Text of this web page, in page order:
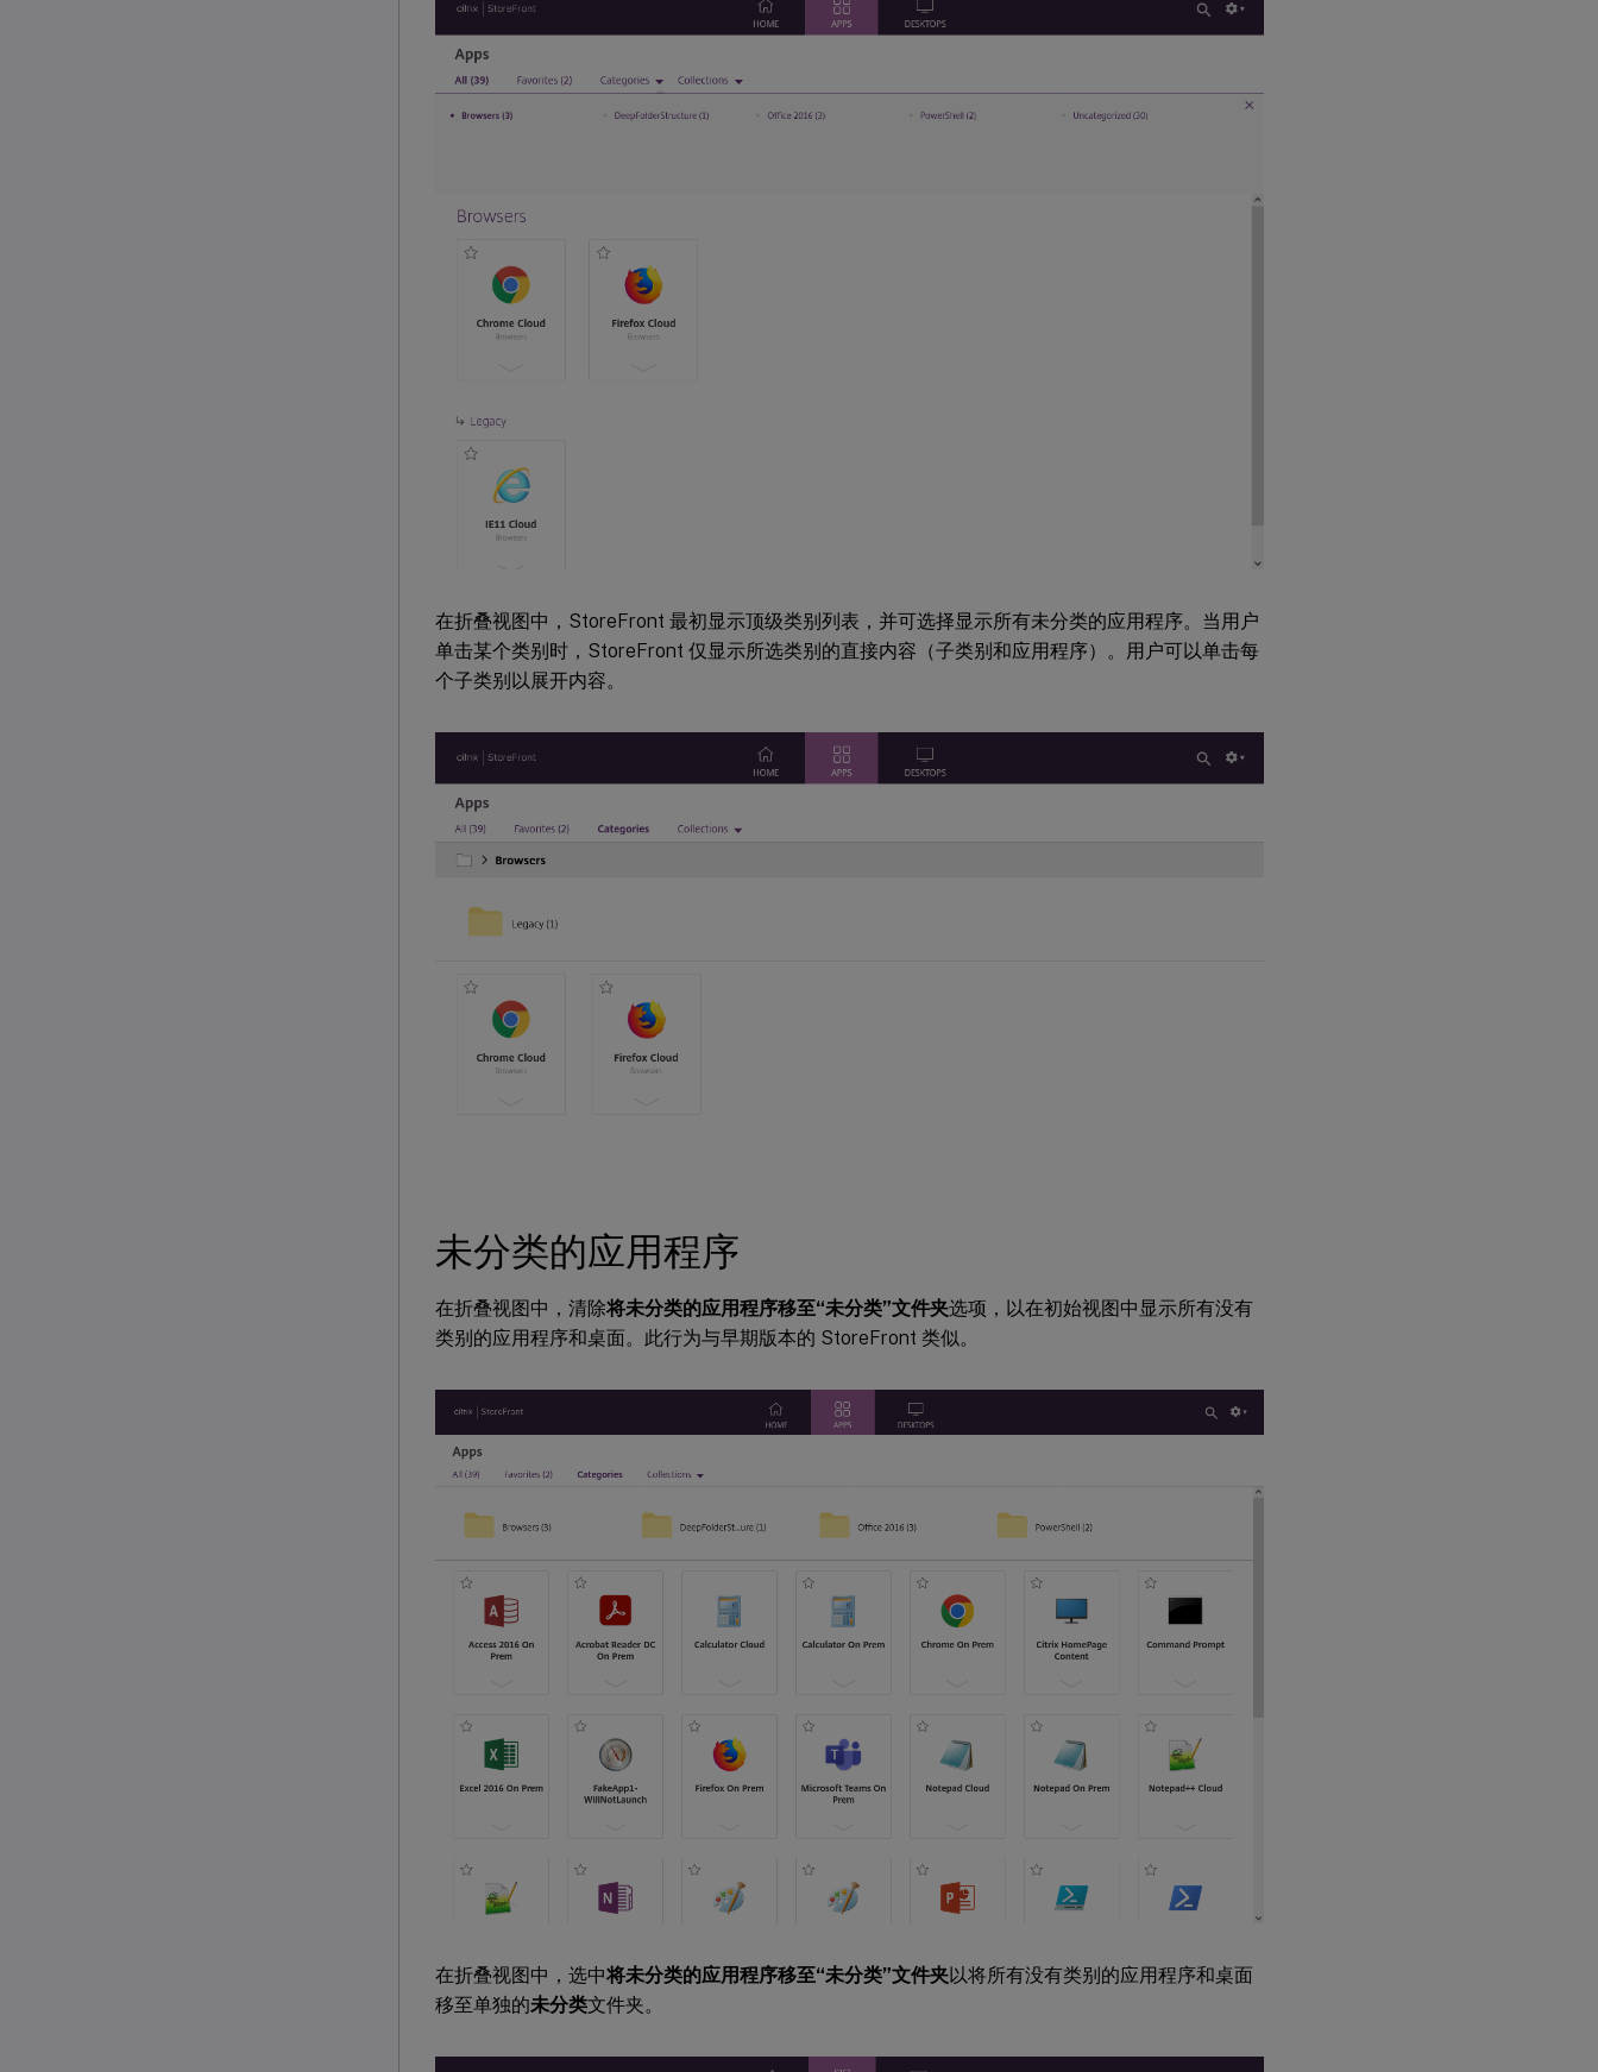
在折叠视图中，StoreFront 最初显示顶级类别列表，并可选择显示所有未分类的应用程序。当用户
单击某个类别时，StoreFront 仅显示所选类别的直接内容（子类别和应用程序）。用户可以单击每
个子类别以展开内容。
未分类的应用程序
在折叠视图中，清除将未分类的应用程序移至“未分类”文件夹选项，以在初始视图中显示所有没有
类别的应用程序和桌面。此行为与早期版本的 StoreFront 类似。
在折叠视图中，选中将未分类的应用程序移至“未分类”文件夹以将所有没有类别的应用程序和桌面
移至单独的未分类文件夹。